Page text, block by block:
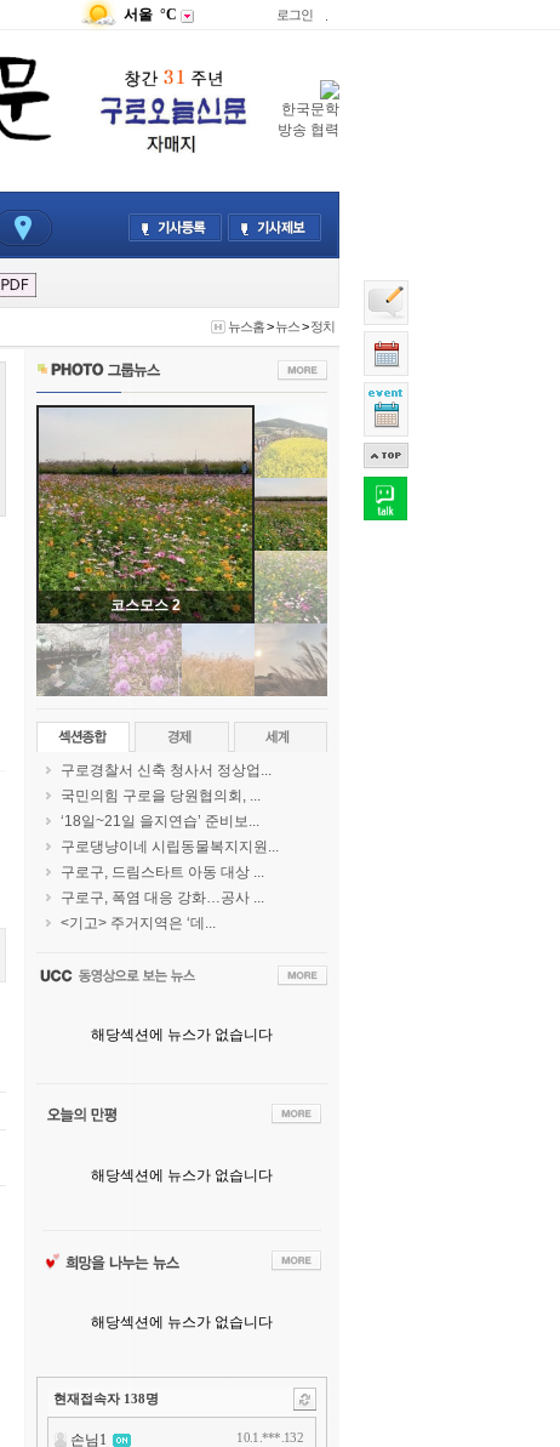
서울 °C 로그인
한국문학
방송 협력
뉴스홈>뉴스>정치
코스모스 2
구로경찰서 신축 청사서 정상업...
국민의힘 구로을 당원협의회, ...
‘18일~21일 을지연습’ 준비보...
구로댕냥이네 시립동물복지지원...
구로구, 드림스타트 아동 대상 ...
구로구, 폭염 대응 강화…공사 ...
<기고> 주거지역은 ‘데...
해당섹션에 뉴스가 없습니다
해당섹션에 뉴스가 없습니다
해당섹션에 뉴스가 없습니다
현재접속자 138명